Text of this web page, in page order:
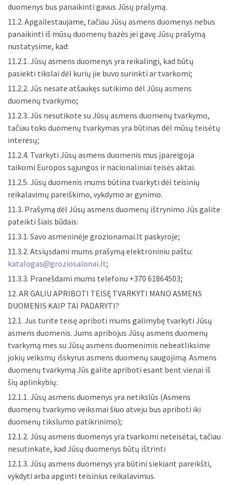
duomenys bus panaikinti gavus Jūsų prašymą.
11.2. Apgailestaujame, tačiau Jūsų asmens duomenys nebus
panaikinti iš mūsų duomenų bazės jei gavę Jūsų prašymą
nustatysime, kad:
11.2.1. Jūsų asmens duomenys yra reikalingi, kad būtų
pasiekti tikslai dėl kurių jie buvo surinkti ar tvarkomi;
11.2.2. Jūs nesate atšaukęs sutikimo dėl Jūsų asmens
duomenų tvarkymo;
11.2.3. Jūs nesutikote su Jūsų asmens duomenų tvarkymo,
tačiau toks duomenų tvarkymas yra būtinas dėl mūsų teisėtų
interesų;
11.2.4. Tvarkyti Jūsų asmens duomenis mus įpareigoja
taikomi Europos sąjungos ir nacionaliniai teisės aktai.
11.2.5. Jūsų duomenis mums būtina tvarkyti dėl teisinių
reikalavimų pareiškimo, vykdymo ar gynimo.
11.3. Prašymą dėl Jūsų asmens duomenų ištrynimo Jūs galite
pateikti šiais būdais:
11.3.1. Savo asmeninėje grozionamai.lt paskyroje;
11.3.2. Atsiųsdami mums prašymą elektroniniu paštu:
katalogas@groziosalonai.lt;
11.3.3. Pranešdami mums telefonu +370 61864503;
12. AR GALIU APRIBOTI TEISĘ TVARKYTI MANO ASMENS
DUOMENIS KAIP TAI PADARYTI?
12.1. Jus turite teisę apriboti mums galimybę tvarkyti Jūsų
asmens duomenis. Jums apribojus Jūsų asmens duomenų
tvarkymą mes su Jūsų asmens duomenimis nebeatliksime
jokių veiksmų išskyrus asmens duomenų saugojimą. Asmens
duomenų tvarkymą Jūs galite apriboti esant bent vienai iš
šių aplinkybių:
12.1.1. Jūsų asmens duomenys yra netikslūs (Asmens
duomenų tvarkymo veiksmai šiuo atveju bus apriboti iki
duomenų tikslumo patikrinimo);
12.1.2. Jūsų asmens duomenys yra tvarkomi neteisėtai, tačiau
nesutinkate, kad Jūsų duomenys būtų ištrinti
12.1.3. Jūsų asmens duomenys yra būtini siekiant pareikšti,
vykdyti arba apginti teisinius reikalavimus.